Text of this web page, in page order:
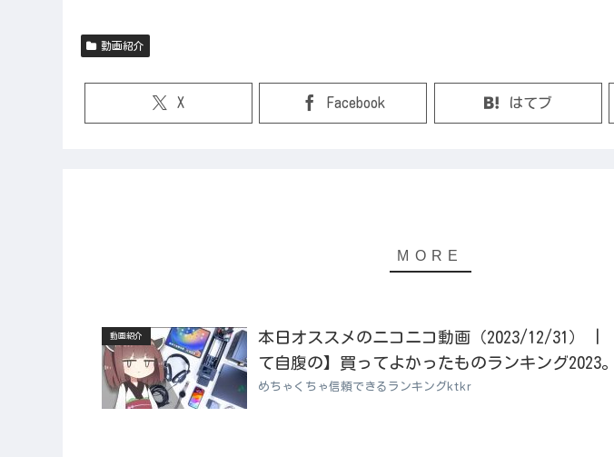
動画紹介
X Facebook はてブ
動画紹介
本日オススメのニコニコ動画（2023/12/31） |
て自腹の】買ってよかったものランキング2023
めちゃくちゃ信頼できるランキングktkr